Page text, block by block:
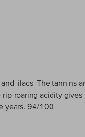
lilacs. The tannins
roaring acidity gives
years. 94/100